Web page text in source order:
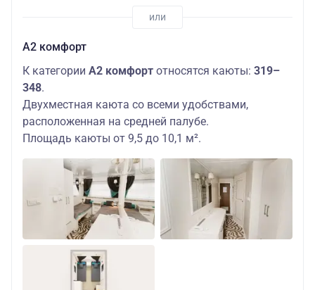
А2 комфорт
К категории А2 комфорт относятся каюты: 319–
348.
Двухместная каюта со всеми удобствами,
расположенная на средней палубе.
Площадь каюты от 9,5 до 10,1 м².